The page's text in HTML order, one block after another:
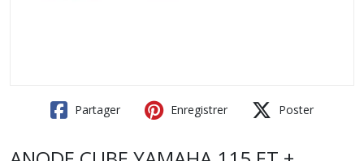
Partager Enregistrer Poster